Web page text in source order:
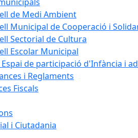
de Medi Ambient
Municipal de Cooperació i
Sectorial de Cultura
Escolar Municipal
Espai de participació d'Infància i
i Reglaments
Fiscals
i Ciutadania